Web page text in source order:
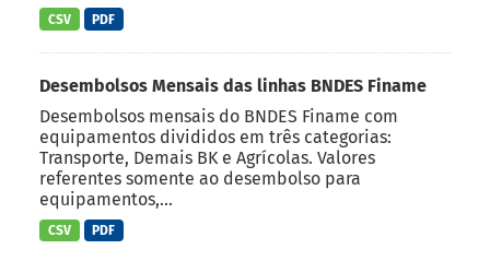
CSV PDF
Desembolsos Mensais das linhas BNDES Finame
Desembolsos mensais do BNDES Finame com
equipamentos divididos em três categorias:
Transporte, Demais BK e Agrícolas. Valores
referentes somente ao desembolso para
equipamentos,...
CSV PDF